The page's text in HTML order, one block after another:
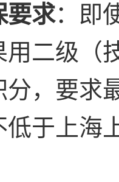
要求：即
用二级（
分，要求
低于上海